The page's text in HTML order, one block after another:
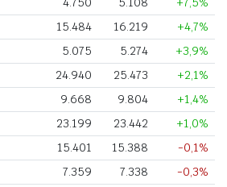
15.484 16.219
+4,7%
5.075 5.274
+3,9%
24.940 25.473
+2,1%
9.668 9.804
+1,4%
23.199 23.442
+1,0%
15.401 15.388
-0,1%
7.359 7.338
-0,3%